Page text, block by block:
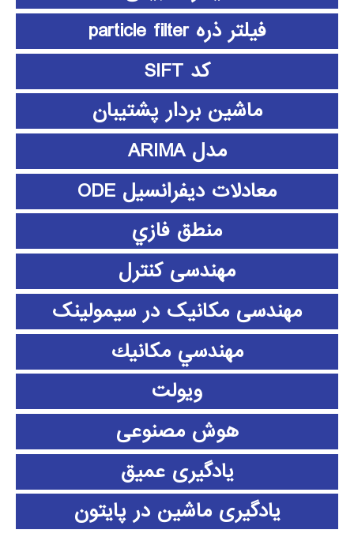
فیلتر ذره particle filter
کد SIFT
ماشین بردار پشتیبان
مدل ARIMA
معادلات دیفرانسیل ODE
منطق فازي
مهندسی کنترل
مهندسی مکانیک در سیمولینک
مهندسي مكانيك
ویولت
هوش مصنوعی
یادگیری عمیق
یادگیری ماشین در پایتون